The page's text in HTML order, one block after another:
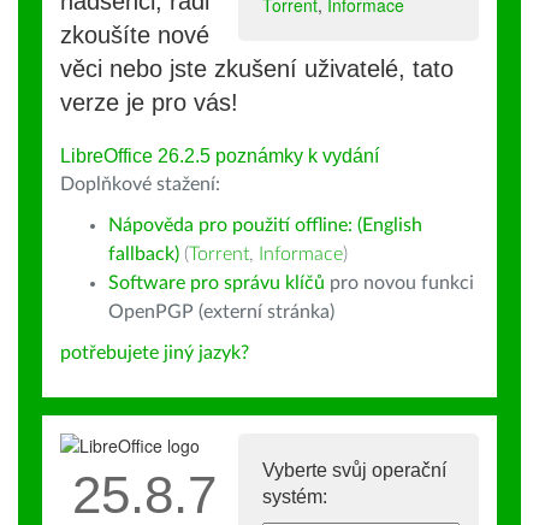
Torrent, Informace
zkoušíte nové
věci nebo jste zkušení uživatelé, tato
verze je pro vás!
LibreOffice 26.2.5 poznámky k vydání
Doplňkové stažení:
Nápověda pro použití offline: (English
fallback) (Torrent, Informace)
Software pro správu klíčů pro novou funkci
OpenPGP (externí stránka)
potřebujete jiný jazyk?
Vyberte svůj operační
systém:
25.8.7